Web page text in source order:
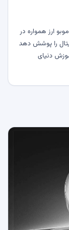
ارز همواره در
را پوشش دهد
دنیای